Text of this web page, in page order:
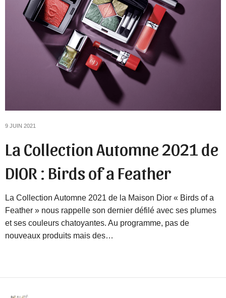
9 JUIN 2021
La Collection Automne 2021 de
DIOR : Birds of a Feather
La Collection Automne 2021 de la Maison Dior « Birds of a
Feather » nous rappelle son dernier défilé avec ses plumes
et ses couleurs chatoyantes. Au programme, pas de
nouveaux produits mais des…